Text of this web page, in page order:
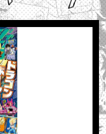
発売中!! 『ドラゴン
各種ふろ...
Dragonball
リーズ最新作に
場！